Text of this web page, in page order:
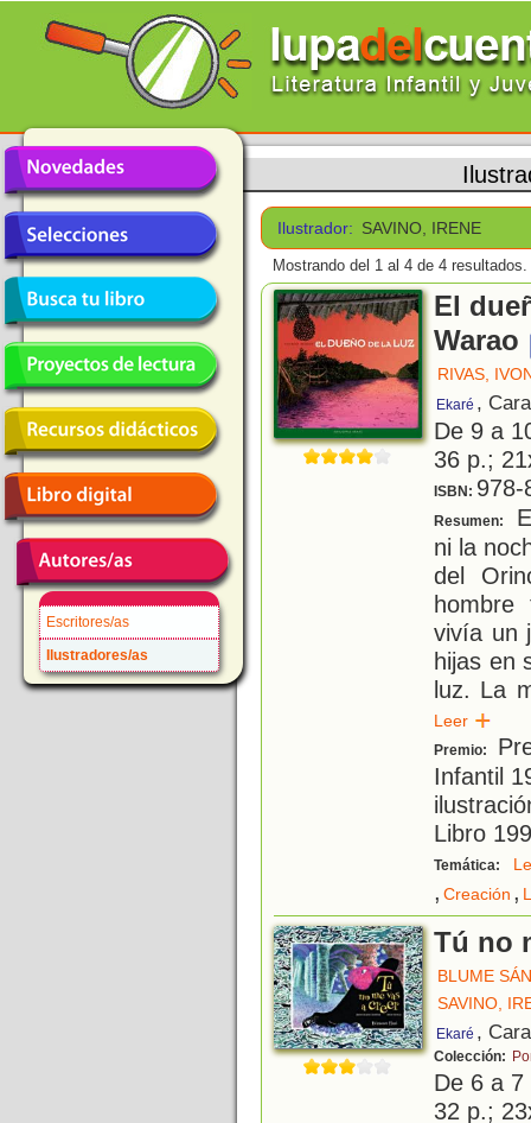
Escritores/as
Ilustradores/as
Ilustrador: SAVINO, IRENE
Mostrando del 1 al 4 de 4 resultados.
El
Warao
RIVAS,
Ekaré ,
De 9 a
36 p.;
ISBN: 978-
Resumen:
ni la
del
vivía un
hijas en
luz. La
Leer
Premio:
Infantil
Libro
Temática:
, Creación ,
Tú no
BLUME
SAVINO,
Ekaré ,
Colección:
De 6 a
32 p.;